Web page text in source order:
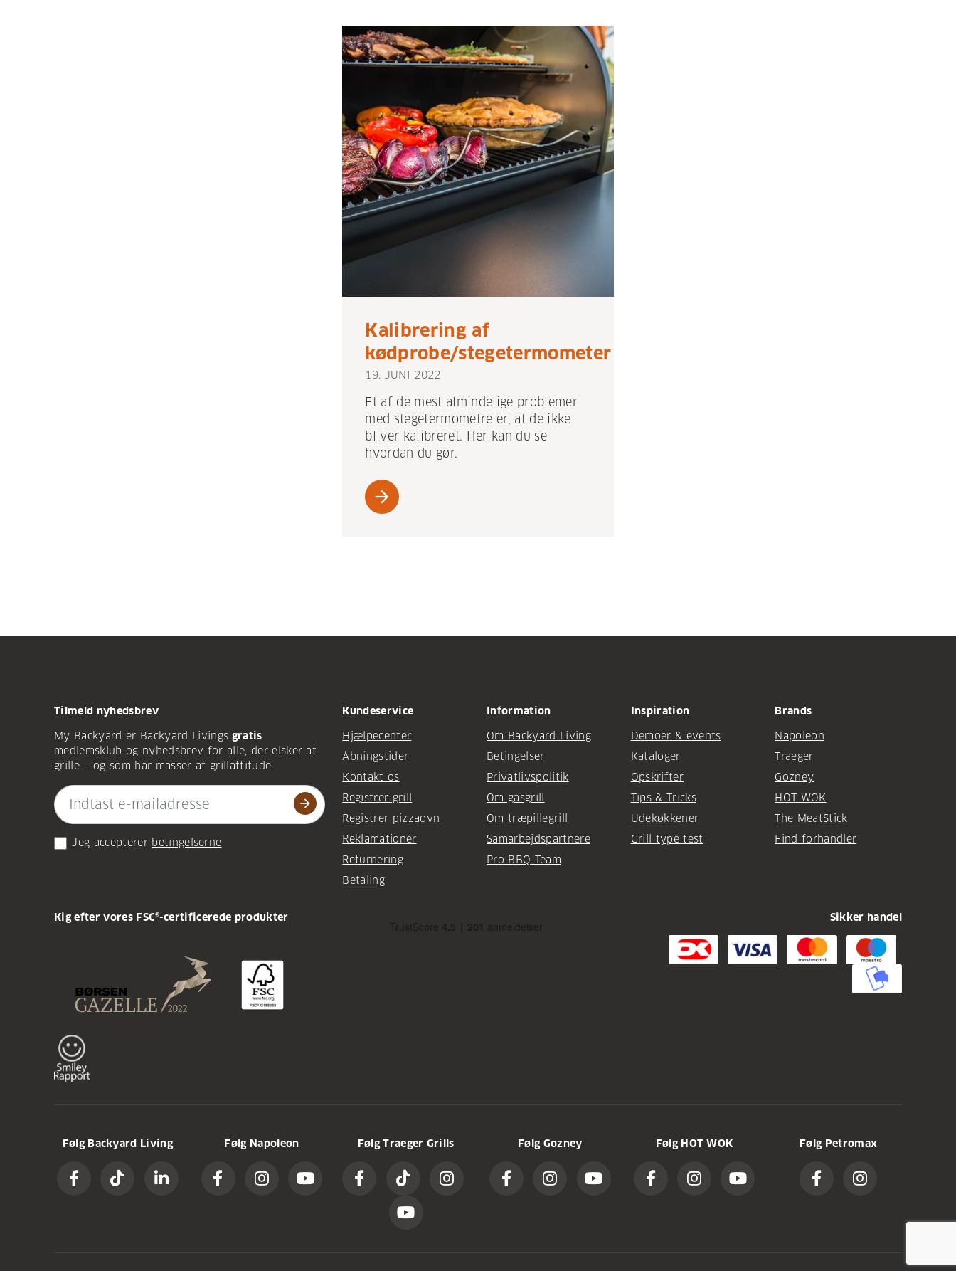
Kalibrering af
kødprobe/stegetermometer
19. JUNI 2022
Et af de mest almindelige problemer
med stegetermometre er, at de ikke
bliver kalibreret. Her kan du se
hvordan du gør.
arrow_forward
Tilmeld nyhedsbrev
My Backyard er Backyard Livings gratis
medlemsklub og nyhedsbrev for alle, der elsker at
grille – og som har masser af grillattitude.
arrow_forward
Jeg accepterer betingelserne
Kundeservice
Hjælpecenter
Åbningstider
Kontakt os
Registrer grill
Registrer pizzaovn
Reklamationer
Returnering
Betaling
Information
Om Backyard Living
Betingelser
Privatlivspolitik
Om gasgrill
Om træpillegrill
Samarbejdspartnere
Pro BBQ Team
Inspiration
Demoer & events
Kataloger
Opskrifter
Tips & Tricks
Udekøkkener
Grill type test
Brands
Napoleon
Traeger
Gozney
HOT WOK
The MeatStick
Find forhandler
Kig efter vores FSC®-certificerede produkter Sikker handel
Følg Backyard Living Følg Napoleon Følg Traeger Grills Følg Gozney Følg HOT WOK Følg Petromax